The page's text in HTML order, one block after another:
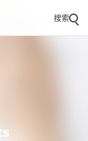
搜索